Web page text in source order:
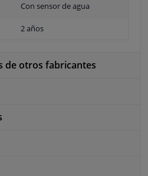
Con sensor de agua
2 años
de otros fabricantes